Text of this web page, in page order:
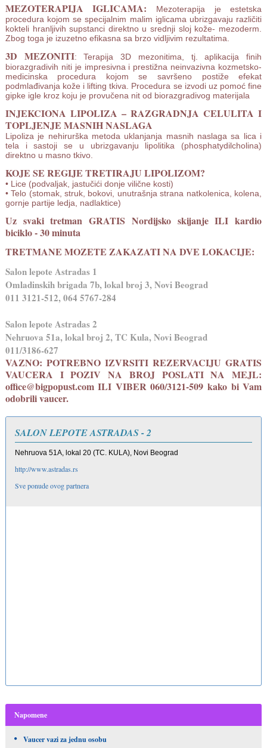
MEZOTERAPIJA IGLICAMA: Mezoterapija je estetska
procedura kojom se specijalnim malim iglicama ubrizgavaju različiti
kokteli hranljivih supstanci direktno u srednji sloj kože- mezoderm.
Zbog toga je izuzetno efikasna sa brzo vidljivim rezultatima.
3D MEZONITI: Terapija 3D mezonitima, tj. aplikacija finih
biorazgradivih niti je impresivna i prestižna neinvazivna kozmetsko-
medicinska procedura kojom se savršeno postiže efekat
podmlađivanja kože i lifting tkiva. Procedura se izvodi uz pomoć fine
gipke igle kroz koju je provučena nit od biorazgradivog materijala
INJEKCIONA LIPOLIZA – RAZGRADNJA CELULITA I
TOPLJENJE MASNIH NASLAGA
Lipoliza je nehirurška metoda uklanjanja masnih naslaga sa lica i
tela i sastoji se u ubrizgavanju lipolitika (phosphatydilcholina)
direktno u masno tkivo.
KOJE SE REGIJE TRETIRAJU LIPOLIZOM?
• Lice (podvaljak, jastučići donje vilične kosti)
• Telo (stomak, struk, bokovi, unutrašnja strana natkolenica, kolena,
gornje partije ledja, nadlaktice)
Uz svaki tretman GRATIS Nordijsko skijanje ILI kardio
biciklo - 30 minuta
TRETMANE MOZETE ZAKAZATI NA DVE LOKACIJE:
Salon lepote Astradas 1
Omladinskih brigada 7b, lokal broj 3, Novi Beograd
011 3121-512, 064 5767-284
Salon lepote Astradas 2
Nehruova 51a, lokal broj 2, TC Kula, Novi Beograd
011/3186-627
VAZNO: POTREBNO IZVRSITI REZERVACIJU GRATIS
VAUCERA I POZIV NA BROJ POSLATI NA MEJL:
office@bigpopust.com ILI VIBER 060/3121-509 kako bi Vam
odobrili vaucer.
SALON LEPOTE ASTRADAS - 2
Nehruova 51A, lokal 20 (TC. KULA), Novi Beograd
http://www.astradas.rs
Sve ponude ovog partnera
Napomene
Vaucer vazi za jednu osobu